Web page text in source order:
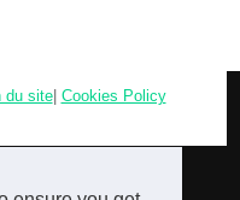
du site| Cookies Policy